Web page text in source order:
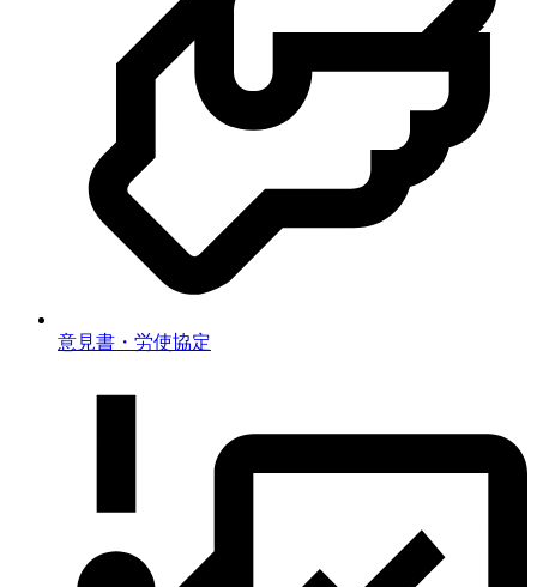
意見書・労使協定